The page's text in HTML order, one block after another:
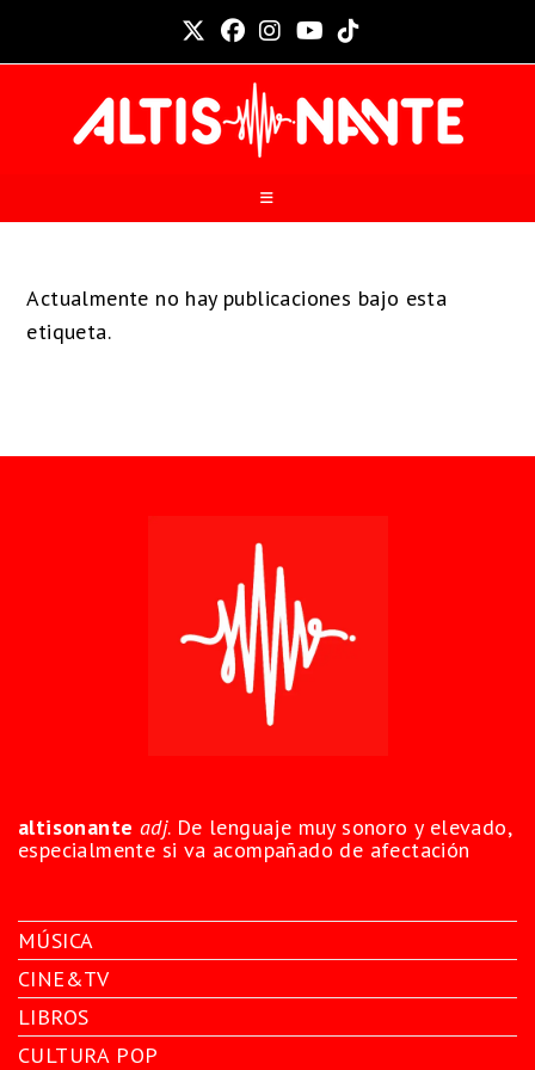
Actualmente no hay publicaciones bajo esta
etiqueta.
altisonante adj. De lenguaje muy sonoro y elevado,
especialmente si va acompañado de afectación
MÚSICA
CINE&TV
LIBROS
CULTURA POP